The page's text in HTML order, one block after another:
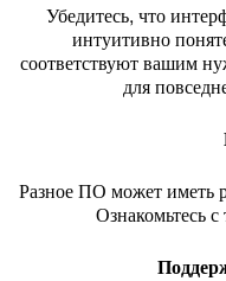
Убедитесь, что
интуитивно
соответствуют вашим
для
Разное ПО может иметь
Ознакомьтесь